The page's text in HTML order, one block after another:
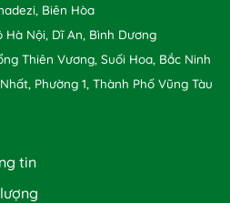
Biên Hòa
Hà Nội, Dĩ An, Bình Dương
Thiên Vương, Suối Hoa, Bắc Ninh
Phường 1, Thành Phố Vũng Tàu
tin